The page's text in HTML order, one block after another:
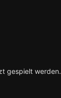
gespielt werden.